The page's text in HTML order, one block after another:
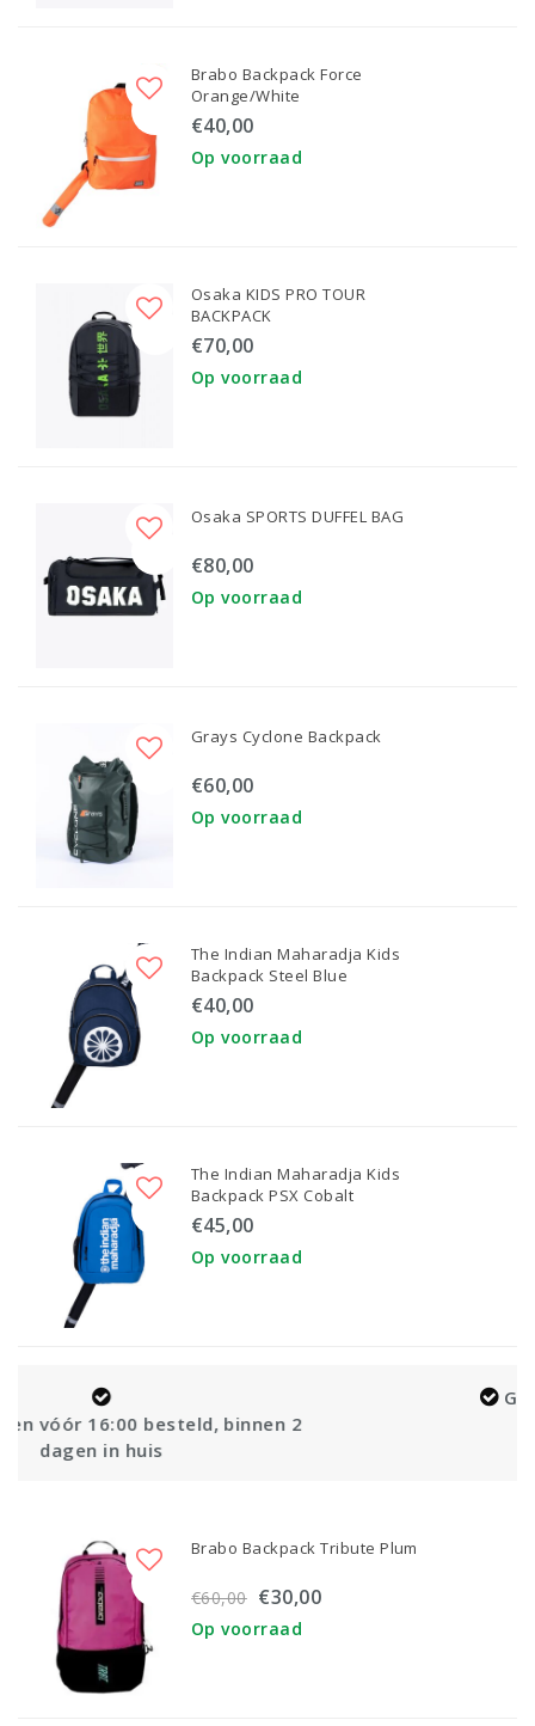
Brabo Backpack Force
Orange/White
€40,00
Op voorraad
Osaka KIDS PRO TOUR
BACKPACK
€70,00
Op voorraad
Osaka SPORTS DUFFEL BAG
€80,00
Op voorraad
Grays Cyclone Backpack
€60,00
Op voorraad
The Indian Maharadja Kids
Backpack Steel Blue
€40,00
Op voorraad
The Indian Maharadja Kids
Backpack PSX Cobalt
€45,00
Op voorraad
2
Gratis levering vanaf
Brabo Backpack Tribute Plum
€60,00 €30,00
Op voorraad